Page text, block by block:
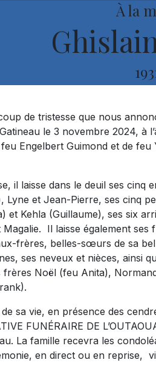
À la
de tristesse que nous
le 3 novembre 2024, à
Engelbert Guimond et de
il laisse dans le deuil ses cinq
Lyne et Jean-Pierre, ses cinq
et Kehla (Guillaume), ses six
Magalie. Il laisse également
frères, belles-sœurs de sa
ses neveux et nièces, ainsi
frères Noël (feu Anita),
sa vie, en présence des
FUNÉRAIRE DE
La famille recevra les
en direct ou en reprise,